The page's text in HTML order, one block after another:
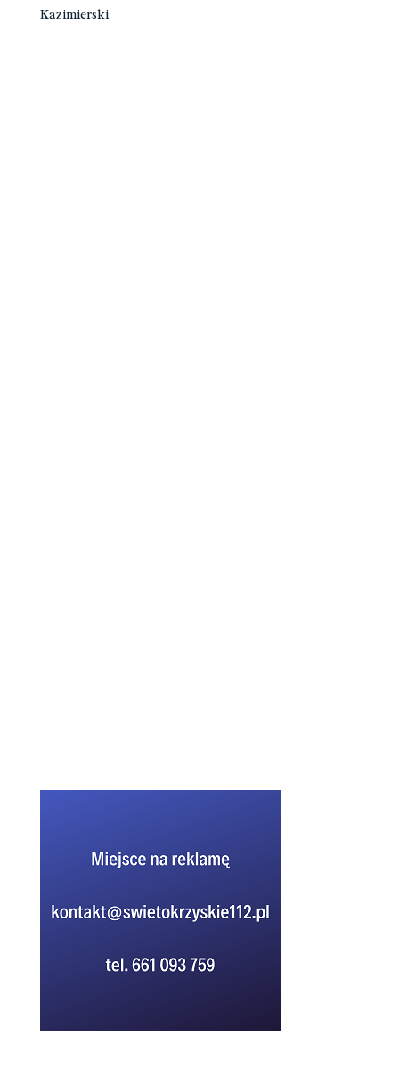
Kazimierski